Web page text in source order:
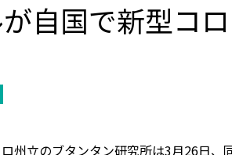
自国で新型コ
州立のブタンタン研究所は3月26日